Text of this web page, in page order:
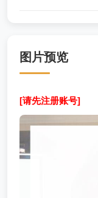
图片预览
[请先注册账号]